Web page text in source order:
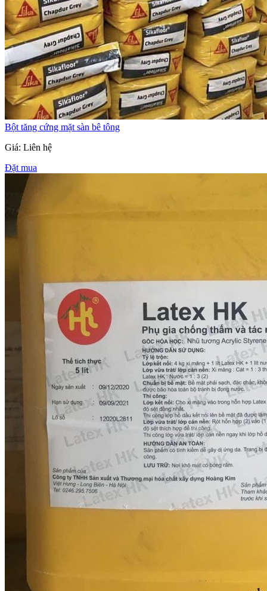
Bột tăng cứng mặt sàn bê tông
Giá: Liên hệ
Đặt mua